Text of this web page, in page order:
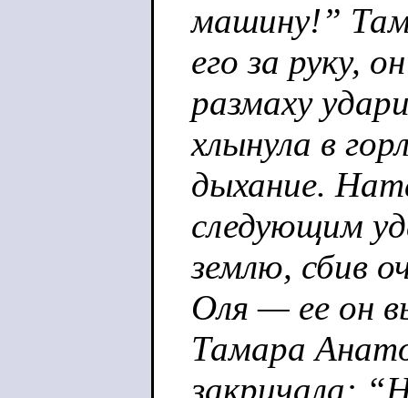
машину!”
его за руку,
размаху
хлынула в
дыхание.
следующим
землю, сбив
Оля — ее он
Тамара
закричала: